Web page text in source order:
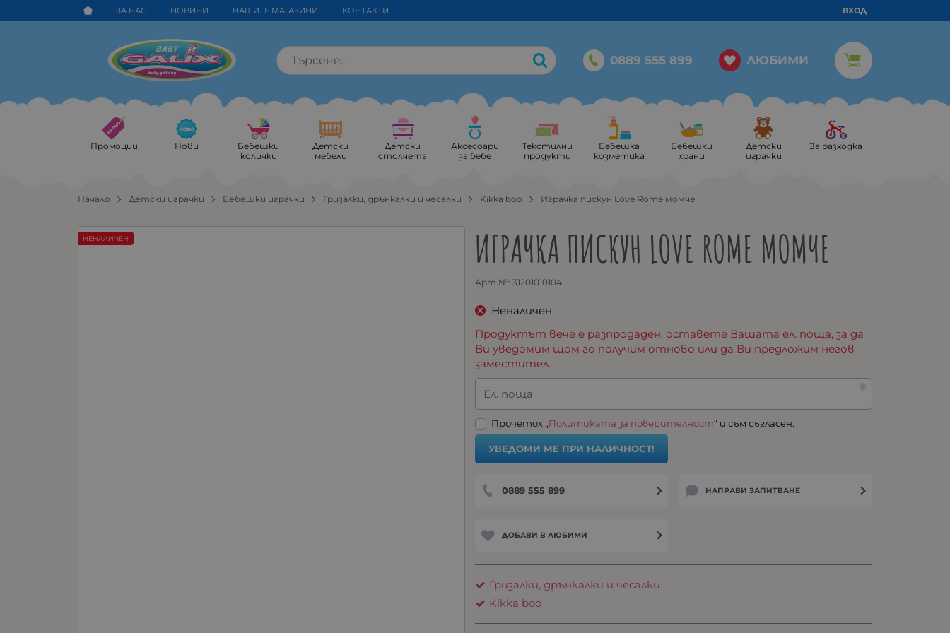
ЗА НАС НОВИНИ НАШИТЕ МАГАЗИНИ КОНТАКТИ ВХОД
0889 555 899 ЛЮБИМИ
Промоции Нови
Бебешки
колички
Детски
мебели
Детски
столчета
Аксесоари
за бебе
Текстилни
продукти
Бебешка
козметика
Бебешки
храни
Детски
играчки
За разходка
Начало Детски играчки Бебешки играчки Гризалки, дрънкалки и чесалки Kikka boo Играчка пискун Love Rome момче
ИГРАЧКА ПИСКУН LOVE ROME МОМЧЕ
Арт.№: 31201010104
НЕНАЛИЧЕН
Неналичен
Продуктът вече е разпродаден, оставете Вашата ел. поща, за да
Ви уведомим щом го получим отново или да Ви предложим негов
заместител.
Ел. поща
Прочетох „Политиката за поверителност“ и съм съгласен.
УВЕДОМИ МЕ ПРИ НАЛИЧНОСТ!
0889 555 899 НАПРАВИ ЗАПИТВАНЕ
ДОБАВИ В ЛЮБИМИ
Гризалки, дрънкалки и чесалки
Kikka boo